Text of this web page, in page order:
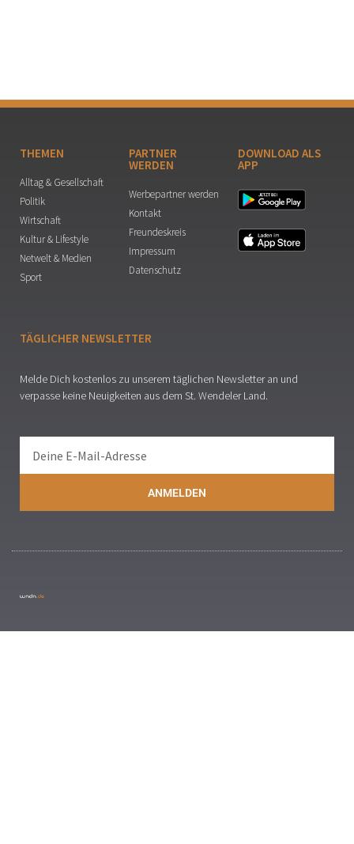
THEMEN
Alltag & Gesellschaft
Politik
Wirtschaft
Kultur & Lifestyle
Netwelt & Medien
Sport
PARTNER
WERDEN
Werbepartner werden
Kontakt
Freundeskreis
Impressum
Datenschutz
DOWNLOAD ALS
APP
TÄGLICHER NEWSLETTER
Melde Dich kostenlos zu unserem täglichen Newsletter an und
verpasse keine Neuigkeiten aus dem St. Wendeler Land.
ANMELDEN